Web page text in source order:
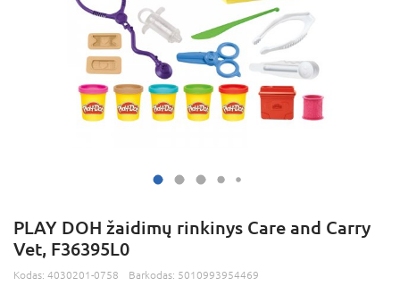
PLAY DOH žaidimų rinkinys Care and Carry
Vet, F36395L0
Kodas: 4030201-0758 Barkodas: 5010993954469